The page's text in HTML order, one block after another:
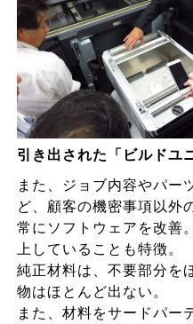
引き出された「ビルドユ
また、ジョブ内容やパー
ど、顧客の機密事項以外
常にソフトウェアを改善
上していることも特徴。
純正材料は、不要部分を
物はほとんど出ない。
また、材料をサードパー